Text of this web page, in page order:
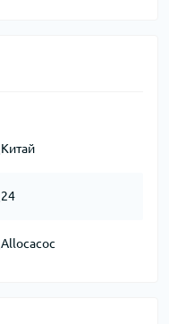
Китай
24
Allocacoc